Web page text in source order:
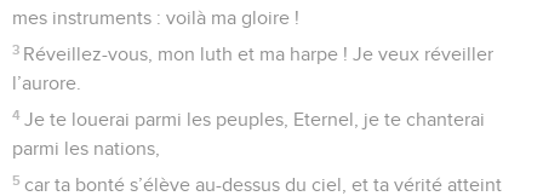
mes instruments : voilà ma gloire !
3 Réveillez-vous, mon luth et ma harpe ! Je veux réveiller
l’aurore.
4 Je te louerai parmi les peuples, Eternel, je te chanterai
parmi les nations,
5 car ta bonté s’élève au-dessus du ciel, et ta vérité atteint